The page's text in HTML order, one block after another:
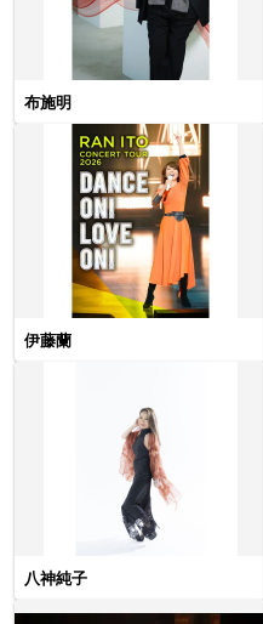
布施明
伊藤蘭
八神純子